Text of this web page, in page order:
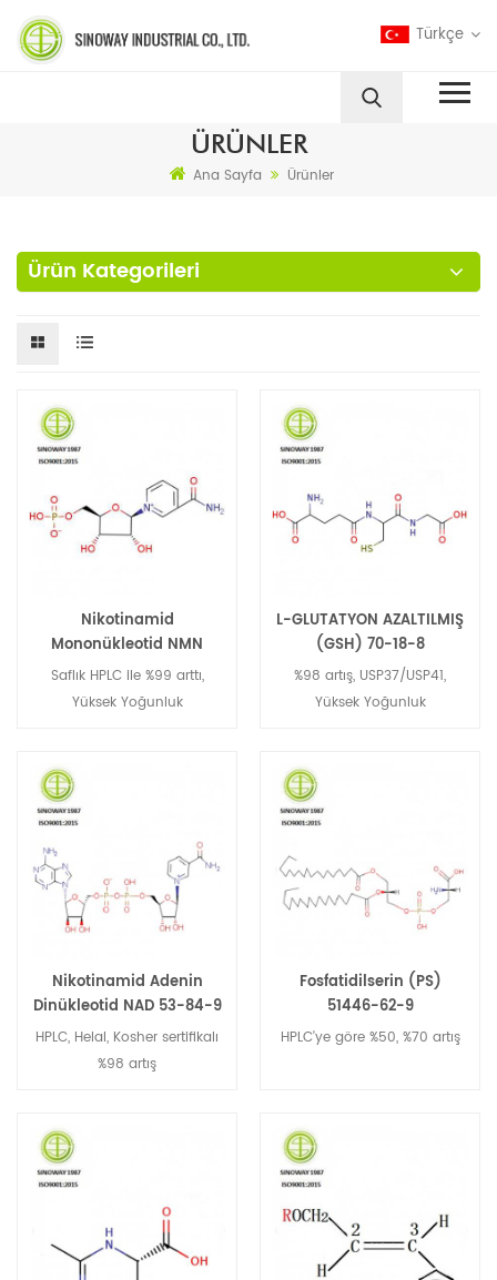
Türkçe
ÜRÜNLER
Ana Sayfa Ürünler
Ürün Kategorileri
Nikotinamid
Mononükleotid NMN
1094-61-7
Saflık HPLC ile %99 arttı,
Yüksek Yoğunluk
L-GLUTATYON AZALTILMIŞ
(GSH) 70-18-8
%98 artış, USP37/USP41,
Yüksek Yoğunluk
Nikotinamid Adenin
Dinükleotid NAD 53-84-9
HPLC, Helal, Kosher sertifikalı
%98 artış
Fosfatidilserin (PS)
51446-62-9
HPLC'ye göre %50, %70 artış